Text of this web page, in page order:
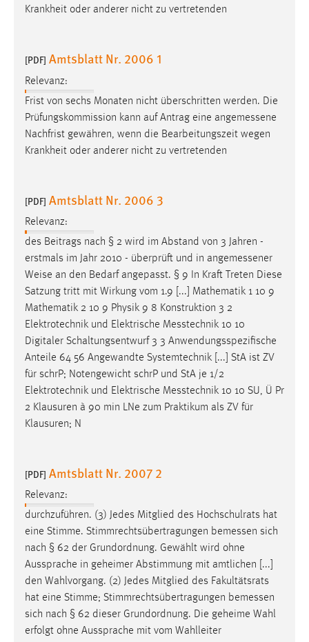
Krankheit oder anderer nicht zu vertretenden
[PDF] Amtsblatt Nr. 2006 1
Relevanz:
Frist von sechs Monaten nicht überschritten werden. Die
Prüfungskommission kann auf Antrag eine angemessene
Nachfrist gewähren, wenn die Bearbeitungszeit wegen
Krankheit oder anderer nicht zu vertretenden
[PDF] Amtsblatt Nr. 2006 3
Relevanz:
des Beitrags nach § 2 wird im Abstand von 3 Jahren -
erstmals im Jahr 2010 - überprüft und in angemessener
Weise an den Bedarf angepasst. § 9 In Kraft Treten Diese
Satzung tritt mit Wirkung vom 1.9 [...] Mathematik 1 10 9
Mathematik 2 10 9 Physik 9 8 Konstruktion 3 2
Elektrotechnik und Elektrische Messtechnik 10 10
Digitaler Schaltungsentwurf 3 3 Anwendungsspezifische
Anteile 64 56 Angewandte Systemtechnik [...] StA ist ZV
für schrP; Notengewicht schrP und StA je 1/2
Elektrotechnik und Elektrische Messtechnik 10 10 SU, Ü Pr
2 Klausuren à 90 min LNe zum Praktikum als ZV für
Klausuren; N
[PDF] Amtsblatt Nr. 2007 2
Relevanz:
durchzuführen. (3) Jedes Mitglied des Hochschulrats hat
eine Stimme. Stimmrechtsübertragungen bemessen sich
nach § 62 der Grundordnung. Gewählt wird ohne
Aussprache in geheimer Abstimmung mit amtlichen [...]
den Wahlvorgang. (2) Jedes Mitglied des Fakultätsrats
hat eine Stimme; Stimmrechtsübertragungen bemessen
sich nach § 62 dieser Grundordnung. Die geheime Wahl
erfolgt ohne Aussprache mit vom Wahlleiter